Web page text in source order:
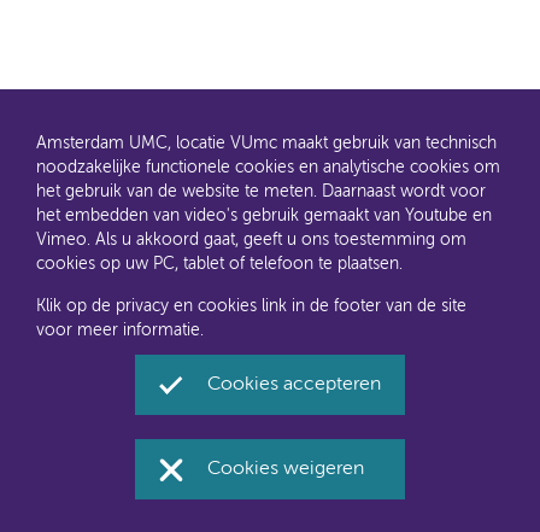
AMC en VUmc zijn al een tijdje samen Amsterdam UMC.
Dit gaat u ook merken aan de websites: steeds meer
amsterdamumc.org
cookies
Amsterdam UMC, locatie VUmc maakt gebruik van technisch
noodzakelijke functionele cookies en analytische cookies om
het gebruik van de website te meten. Daarnaast wordt voor
het embedden van video's gebruik gemaakt van Youtube en
Vimeo. Als u akkoord gaat, geeft u ons toestemming om
cookies op uw PC, tablet of telefoon te plaatsen.
Klik op de privacy en cookies link in de footer van de site
voor meer informatie.
Cookies accepteren
Cookies weigeren